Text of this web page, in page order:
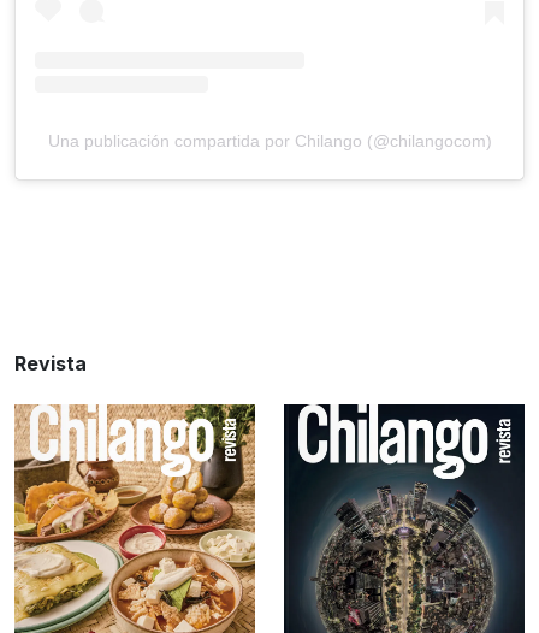
Una publicación compartida por Chilango (@chilangocom)
Revista